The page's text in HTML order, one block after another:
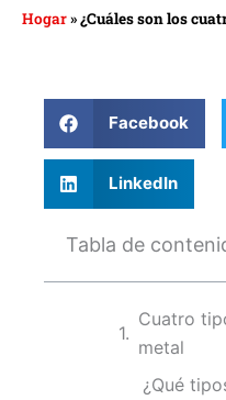
Hogar»¿Cuáles son los
Facebook
LinkedIn
Tabla de
Cuatro
metal
¿Qué